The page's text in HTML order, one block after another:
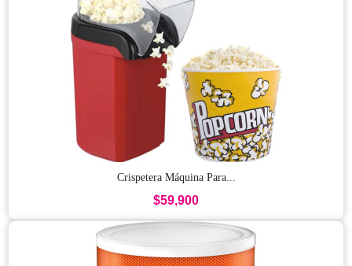
Crispetera Máquina Para...
$59,900